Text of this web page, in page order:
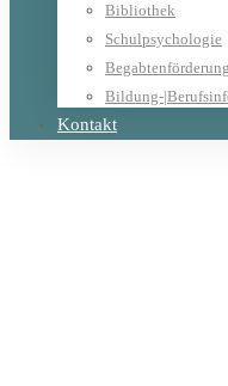
Bibliothek
Schulpsychologie
Begabtenförderung
Bildung-
Kontakt